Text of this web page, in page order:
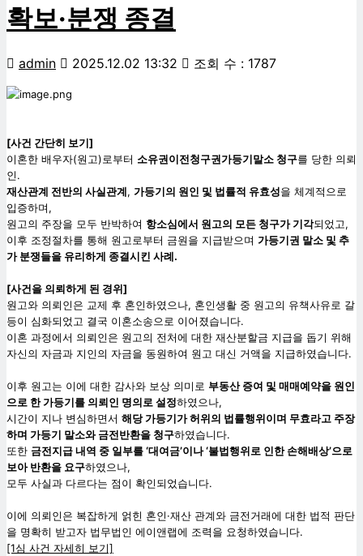
확보·분쟁 종결
admin 2025.12.02 13:32 조회 수 : 1787
[사건 간단히 보기]
이혼한 배우자(원고)로부터 소유권이전청구권가등기말소 청구를 당한 의뢰
인.
재산관계 전반의 사실관계, 가등기의 원인 및 법률적 유효성을 체계적으로
입증하며,
원고의 주장을 모두 반박하여 항소심에서 원고의 모든 청구가 기각되었고,
이후 조정절차를 통해 원고로부터 금원을 지급받으며 가등기권 말소 및 추
가 분쟁들을 유리하게 종결시킨 사례.
[사건을 의뢰하게 된 경위]
원고와 의뢰인은 교제 후 혼인하였으나, 혼인생활 중 원고의 유책사유로 갈
등이 심화되었고 결국 이혼소송으로 이어졌습니다.
이혼 과정에서 의뢰인은 원고의 전처에 대한 재산분할금 지급을 돕기 위해
자신의 자금과 지인의 자금을 동원하여 원고 대신 거액을 지급하였습니다.
이후 원고는 이에 대한 감사와 보상 의미로 부동산 증여 및 매매예약을 원인
으로 한 가등기를 의뢰인 명의로 설정하였으나,
시간이 지나 변심하면서 해당 가등기가 허위의 법률행위이며 무효라고 주장
하며 가등기 말소와 금전반환을 청구하였습니다.
또한 금전지급 내역 중 일부를 ‘대여금’이나 ‘불법행위로 인한 손해배상’으로
보아 반환을 요구하였으나,
모두 사실과 다르다는 점이 확인되었습니다.
이에 의뢰인은 복잡하게 얽힌 혼인·재산 관계와 금전거래에 대한 법적 판단
을 명확히 받고자 법무법인 에이앤랩에 조력을 요청하였습니다.
[1심 사건 자세히 보기]